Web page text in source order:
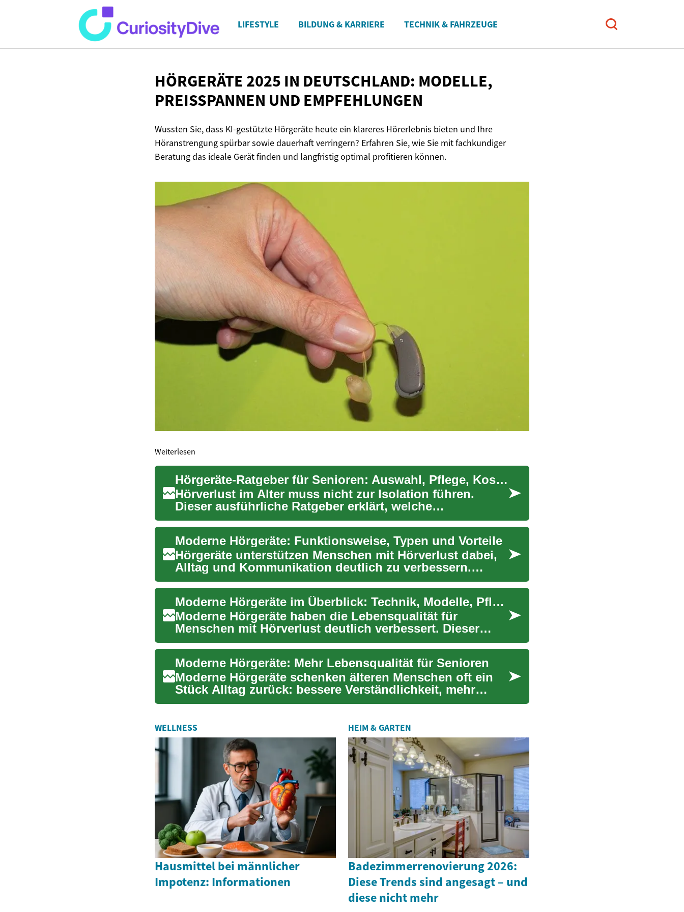
LIFESTYLE BILDUNG & KARRIERE TECHNIK & FAHRZEUGE
HÖRGERÄTE 2025 IN DEUTSCHLAND: MODELLE,
PREISSPANNEN UND EMPFEHLUNGEN
Wussten Sie, dass KI-gestützte Hörgeräte heute ein klareres Hörerlebnis bieten und Ihre
Höranstrengung spürbar sowie dauerhaft verringern? Erfahren Sie, wie Sie mit fachkundiger
Beratung das ideale Gerät finden und langfristig optimal profitieren können.
Weiterlesen
Hörgeräte-Ratgeber für Senioren: Auswahl, Pflege, Kosten
Hörverlust im Alter muss nicht zur Isolation führen.
Dieser ausführliche Ratgeber erklärt, welche
Hörgerätetypen es g...
Moderne Hörgeräte: Funktionsweise, Typen und Vorteile
Hörgeräte unterstützen Menschen mit Hörverlust dabei,
Alltag und Kommunikation deutlich zu verbessern.
Dieser Artikel...
Moderne Hörgeräte im Überblick: Technik, Modelle, Pflege
Moderne Hörgeräte haben die Lebensqualität für
Menschen mit Hörverlust deutlich verbessert. Dieser
Leitfaden erklärt ...
Moderne Hörgeräte: Mehr Lebensqualität für Senioren
Moderne Hörgeräte schenken älteren Menschen oft ein
Stück Alltag zurück: bessere Verständlichkeit, mehr
Sicherheit un...
WELLNESS
Hausmittel bei männlicher
Impotenz: Informationen
HEIM & GARTEN
Badezimmerrenovierung 2026:
Diese Trends sind angesagt – und
diese nicht mehr